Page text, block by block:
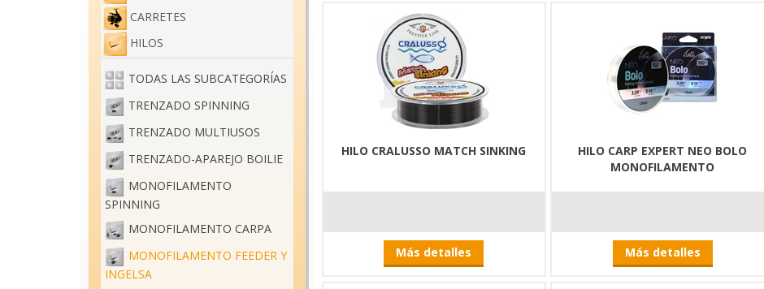
CARRETES
HILOS
TODAS LAS SUBCATEGORÍAS
TRENZADO SPINNING
TRENZADO MULTIUSOS
TRENZADO-APAREJO BOILIE
MONOFILAMENTO
SPINNING
MONOFILAMENTO CARPA
MONOFILAMENTO FEEDER Y
INGELSA
HILO CRALUSSO MATCH SINKING
Más detalles
HILO CARP EXPERT NEO BOLO
MONOFILAMENTO
Más detalles